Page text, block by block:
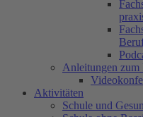
Anleitungen
Aktivitäten
Schule und